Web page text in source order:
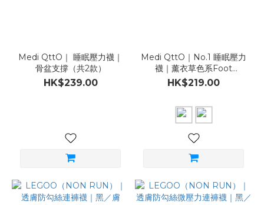
Medi QttO｜ 睡眠壓力襪｜
骨盆支撐（共2款）
HK$239.00
Medi QttO｜No.1 睡眠壓力
襪｜薰衣草色系Foot
Care（共2款）
HK$219.00